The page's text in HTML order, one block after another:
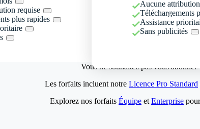
requise
plus rapides
Aucune
Téléchargements
Assistance
Sans publicités
Vous ne souhaitez pas vous abonner
Les forfaits incluent notre Licence Pro Standard
Explorez nos forfaits Équipe et Enterprise